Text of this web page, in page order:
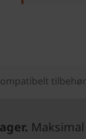
tilbehør